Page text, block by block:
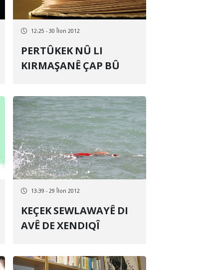
12:25 - 30 Îlon 2012
PERTÛKEK NÛ LI
KIRMAŞANÊ ÇAP BÛ
13:39 - 29 Îlon 2012
KEÇEK SEWLAWAYÊ DI
AVÊ DE XENDIQÎ